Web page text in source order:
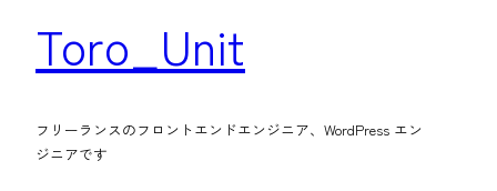
Toro_Unit
フリーランスのフロントエンドエンジニア、WordPress エン
ジニアです